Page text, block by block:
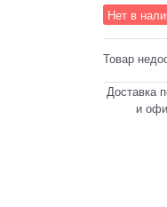
Нет в
Товар
Доставка
и